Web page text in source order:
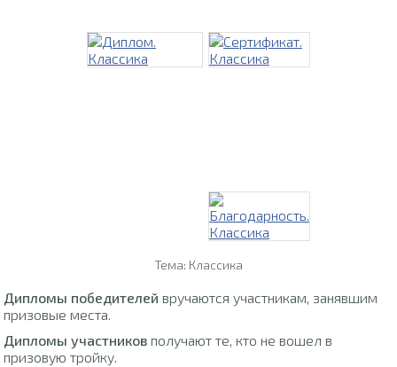
Тема: Классика
Дипломы победителей вручаются участникам, занявшим
призовые места.
Дипломы участников получают те, кто не вошел в
призовую тройку.